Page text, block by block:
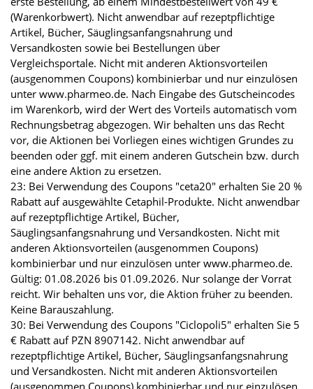
(Warenkorbwert). Nicht anwendbar auf rezeptpflichtige
Artikel, Bücher, Säuglingsanfangsnahrung und
Versandkosten sowie bei Bestellungen über
Vergleichsportale. Nicht mit anderen Aktionsvorteilen
(ausgenommen Coupons) kombinierbar und nur einzulösen
unter www.pharmeo.de. Nach Eingabe des Gutscheincodes
im Warenkorb, wird der Wert des Vorteils automatisch vom
Rechnungsbetrag abgezogen. Wir behalten uns das Recht
vor, die Aktionen bei Vorliegen eines wichtigen Grundes zu
beenden oder ggf. mit einem anderen Gutschein bzw. durch
eine andere Aktion zu ersetzen.
23: Bei Verwendung des Coupons "ceta20" erhalten Sie 20 %
Rabatt auf ausgewählte Cetaphil-Produkte. Nicht anwendbar
auf rezeptpflichtige Artikel, Bücher,
Säuglingsanfangsnahrung und Versandkosten. Nicht mit
anderen Aktionsvorteilen (ausgenommen Coupons)
kombinierbar und nur einzulösen unter www.pharmeo.de.
Gültig: 01.08.2026 bis 01.09.2026. Nur solange der Vorrat
reicht. Wir behalten uns vor, die Aktion früher zu beenden.
Keine Barauszahlung.
30: Bei Verwendung des Coupons "Ciclopoli5" erhalten Sie 5
€ Rabatt auf PZN 8907142. Nicht anwendbar auf
rezeptpflichtige Artikel, Bücher, Säuglingsanfangsnahrung
und Versandkosten. Nicht mit anderen Aktionsvorteilen